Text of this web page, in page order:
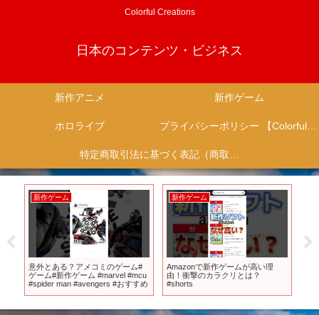
Colorful Creations
日本のコンテンツ・ビジネス
新作アニメ 新作ゲーム
ホロライブ プライバシーポリシー 【Colorful Creation】
特定商取引法に基づく表記（商取引に関する開示）
新作ゲーム
意外とある？アメコミのゲーム#
ゲーム#新作ゲーム #marvel #mcu
#spider man #avengers #おすすめ
新作ゲーム
Amazonで新作ゲームが高い理
由！衝撃のカラクリとは？
#shorts
【